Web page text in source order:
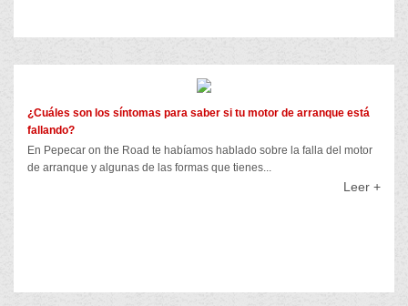
¿Cuáles son los síntomas para saber si tu motor de arranque está
fallando?
En Pepecar on the Road te habíamos hablado sobre la falla del motor
de arranque y algunas de las formas que tienes...
Leer +